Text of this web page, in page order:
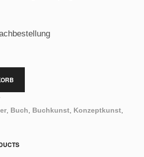
Buch Buchkunst Konzeptkunst